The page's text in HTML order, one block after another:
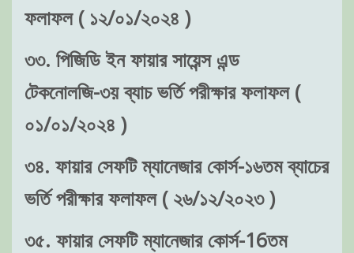
ফলাফল ( ১২/০১/২০২৪ )
৩৩. পিজিডি ইন ফায়ার সায়েন্স এন্ড
টেকনোলজি-৩য় ব্যাচ ভর্তি পরীক্ষার ফলাফল (
০১/০১/২০২৪ )
৩৪. ফায়ার সেফটি ম্যানেজার কোর্স-১৬তম ব্যাচের
ভর্তি পরীক্ষার ফলাফল ( ২৬/১২/২০২৩ )
৩৫. ফায়ার সেফটি ম্যানেজার কোর্স-16তম